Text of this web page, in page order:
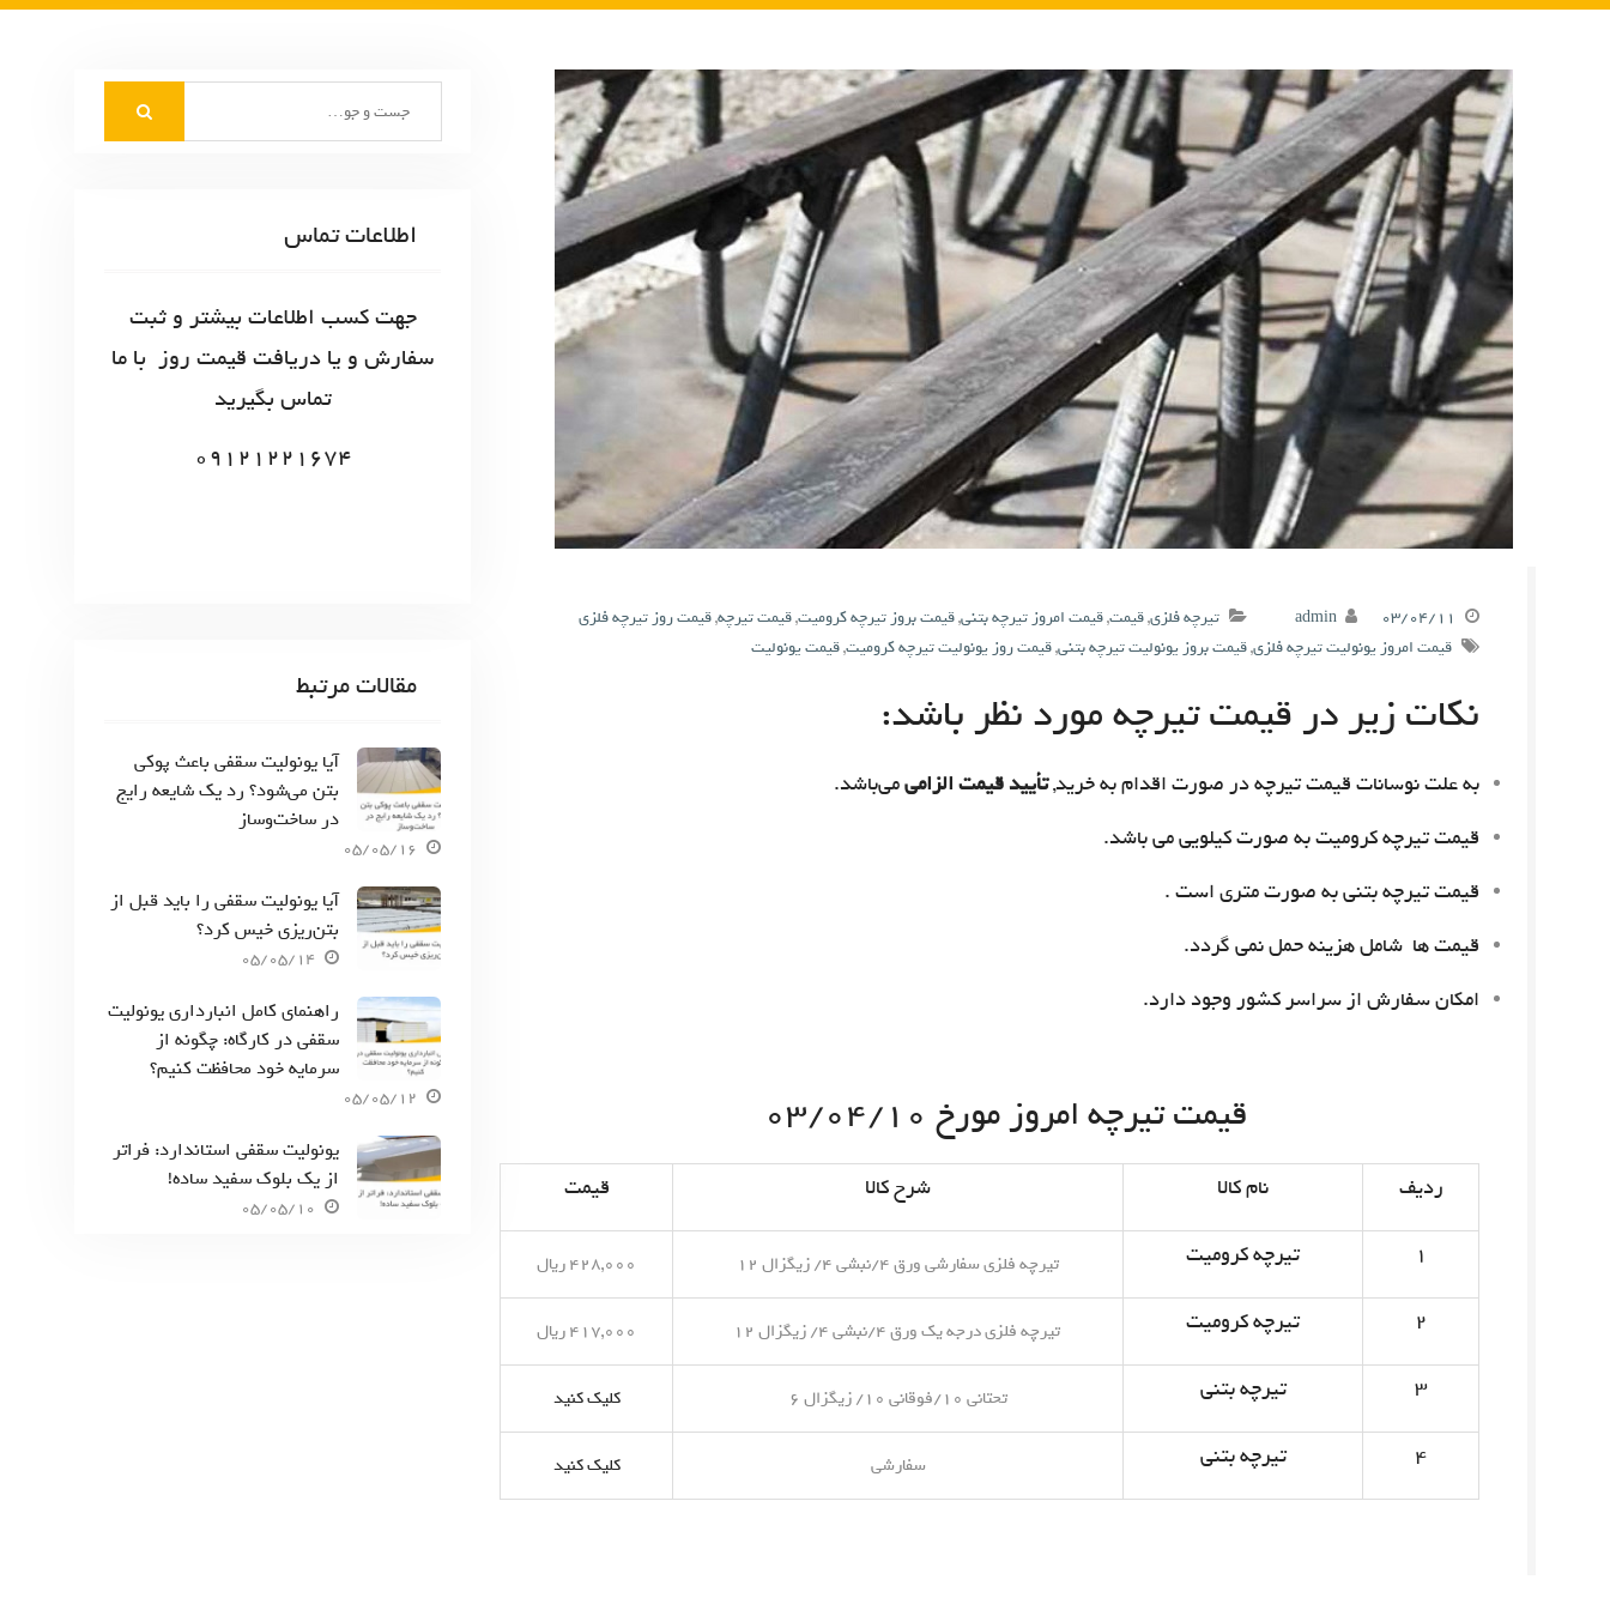
۰۳/۰۴/۱۱ admin تیرچه فلزی,قیمت,قیمت امروز تیرچه بتنی,قیمت بروز تیرچه کرومیت,قیمت تیرچه,قیمت روز تیرچه فلزی
قیمت امروز یونولیت تیرچه فلزی,قیمت بروز یونولیت تیرچه بتنی,قیمت روز یونولیت تیرچه کرومیت,قیمت یونولیت
نکات زیر در قیمت تیرچه مورد نظر باشد:
به علت نوسانات قیمت تیرچه در صورت اقدام به خرید,تأیید قیمت الزامیمی‌باشد.
قیمت تیرچه کرومیت به صورت کیلویی می باشد.
قیمت تیرچه بتنی به صورت متری است .
قیمت ها شامل هزینه حمل نمی گردد.
امکان سفارش از سراسر کشور وجود دارد.
قیمت تیرچه امروز مورخ ۰۳/۰۴/۱۰
ردیف نام کالا شرح کالا قیمت
۱ تیرچه کرومیت تیرچه فلزی سفارشی ورق ۴/نبشی ۴/ زیگزال ۱۲ ۴۲۸,۰۰۰ ریال
۲ تیرچه کرومیت تیرچه فلزی درجه یک ورق ۴/نبشی ۴/ زیگزال ۱۲ ۴۱۷,۰۰۰ ریال
۳ تیرچه بتنی تحتانی ۱۰/فوقانی ۱۰/ زیگزال ۶ کلیک کنید
۴ تیرچه بتنی سفارشی کلیک کنید
اطلاعات تماس
جهت کسب اطلاعات بیشتر و ثبت
سفارش و یا دریافت قیمت روز با ما
تماس بگیرید
09121221674
مقالات مرتبط
آیا یونولیت سقفی باعث پوکی
بتن می‌شود؟ رد یک شایعه رایج
در ساخت‌وساز
05/05/16
آیا یونولیت سقفی را باید قبل از
بتن‌ریزی خیس کرد؟
05/05/14
راهنمای کامل انبارداری یونولیت
سقفی در کارگاه: چگونه از
سرمایه خود محافظت کنیم؟
05/05/12
یونولیت سقفی استاندارد: فراتر
از یک بلوک سفید ساده!
05/05/10